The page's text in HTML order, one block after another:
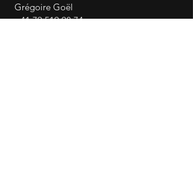
Grégoire Goël
+41 79 519 98 74